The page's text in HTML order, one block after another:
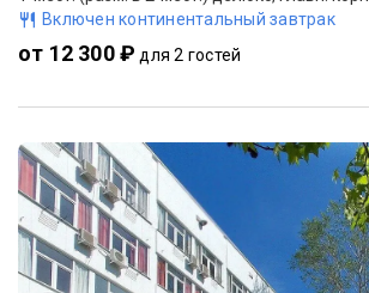
Включен континентальный завтрак
от 12 300 ₽ для 2 гостей